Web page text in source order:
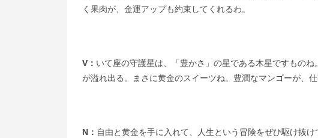
く果肉が、金運アップも約束してくれるわ。
V： いて座の守護星は、「豊かさ」の星である木星ですもの
が溢れ出る。まさに黄金のスイーツね。豊潤なマンゴーが、
N： 自由と黄金を手に入れて、人生という冒険をぜひ駆け抜